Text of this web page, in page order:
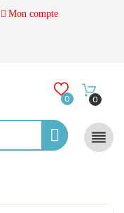
Mon compte
0 0
